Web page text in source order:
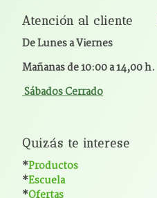
Atención al cliente
De Lunes a Viernes
Mañanas de 10:00 a 14,00 h.
Sábados Cerrado
Quizás te interese
*Productos
*Escuela